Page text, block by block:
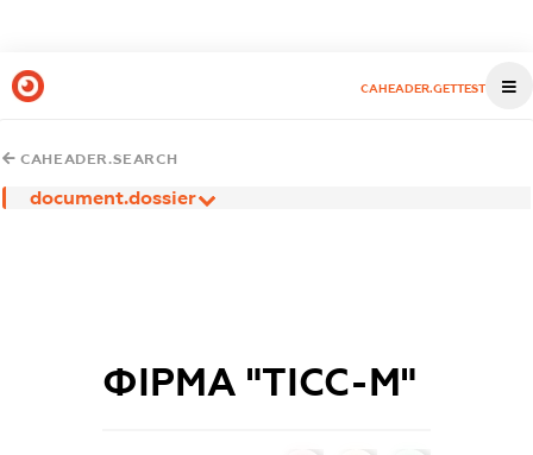
CAHEADER.GETTEST
CAHEADER.SEARCH
document.dossier
ФІРМА "ТІСС-М"